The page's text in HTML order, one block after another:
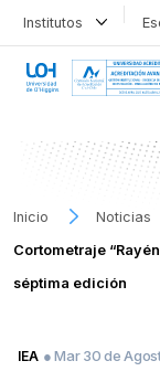
Institutos
Inicio
Noticias
Cortometraje
séptima edición
IEA ● Mar 30 de